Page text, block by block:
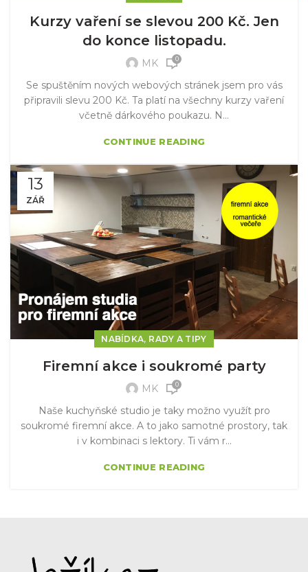
Kurzy vaření se slevou 200 Kč. Jen
do konce listopadu.
MK 0
Se spuštěním nových webových stránek jsem pro vás
připravili slevu 200 Kč. Ta platí na všechny kurzy vaření
včetně dárkového poukazu. N...
CONTINUE READING
13
ZÁŘ
NABÍDKA, RADY A TIPY
Firemní akce i soukromé party
MK 0
Naše kuchyňské studio je taky možno využít pro
soukromé firemní akce. A to jako samotné prostory, tak
i v kombinaci s lektory. Ti vám r...
CONTINUE READING